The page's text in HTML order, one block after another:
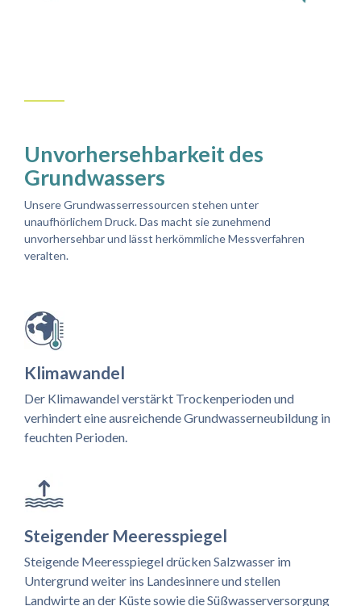
Unvorhersehbarkeit des
Grundwassers
Unsere Grundwasserressourcen stehen unter
unaufhörlichem Druck. Das macht sie zunehmend
unvorhersehbar und lässt herkömmliche Messverfahren
veralten.
Klimawandel
Der Klimawandel verstärkt Trockenperioden und
verhindert eine ausreichende Grundwasserneubildung in
feuchten Perioden.
Steigender Meeresspiegel
Steigende Meeresspiegel drücken Salzwasser im
Untergrund weiter ins Landesinnere und stellen
Landwirte an der Küste sowie die Süßwasserversorgung